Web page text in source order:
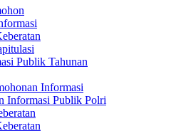
Publik Tahunan
Informasi
Informasi Publik Polri